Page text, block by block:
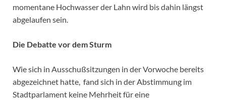
momentane Hochwasser der Lahn wird bis dahin längst
abgelaufen sein.
Die Debatte vor dem Sturm
Wie sich in Ausschußsitzungen in der Vorwoche bereits
abgezeichnet hatte, fand sich in der Abstimmung im
Stadtparlament keine Mehrheit für eine